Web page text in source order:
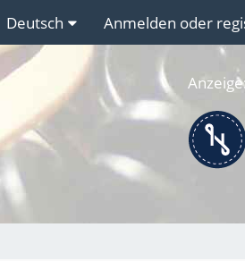
Links
Deutsch Anmelden oder